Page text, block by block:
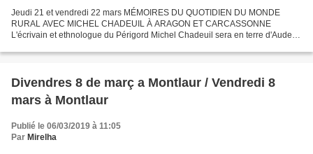
Jeudi 21 et vendredi 22 mars MÉMOIRES DU QUOTIDIEN DU MONDE
RURAL AVEC MICHEL CHADEUIL À ARAGON ET CARCASSONNE
L'écrivain et ethnologue du Périgord Michel Chadeuil sera en terre d'Aude
Divendres 8 de març a Montlaur / Vendredi 8
mars à Montlaur
Publié le 06/03/2019 à 11:05
Par Mirelha